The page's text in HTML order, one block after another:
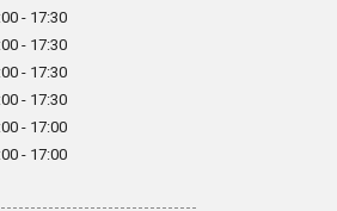
- 17:30
- 17:30
- 17:30
- 17:30
- 17:00
- 17:00